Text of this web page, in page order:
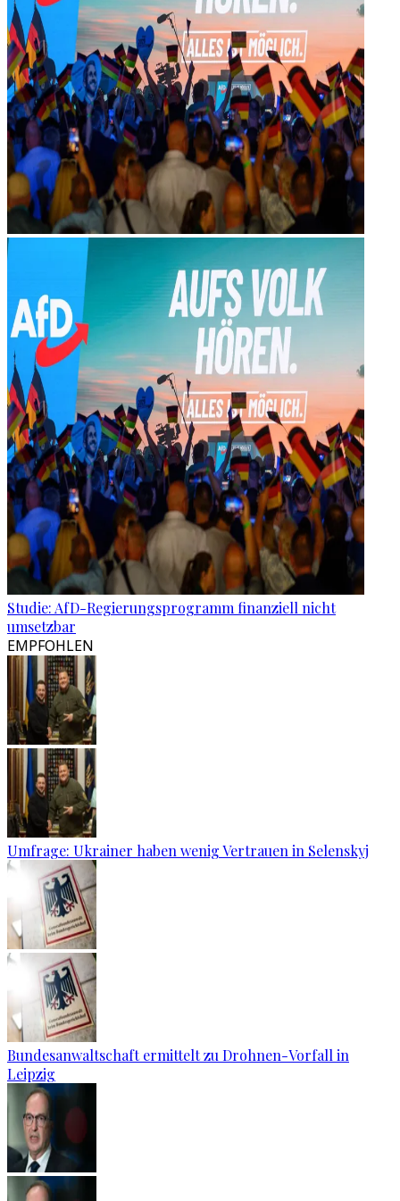
Studie: AfD-Regierungsprogramm finanziell nicht
umsetzbar
EMPFOHLEN
Umfrage: Ukrainer haben wenig Vertrauen in Selenskyj
Bundesanwaltschaft ermittelt zu Drohnen-Vorfall in
Leipzig